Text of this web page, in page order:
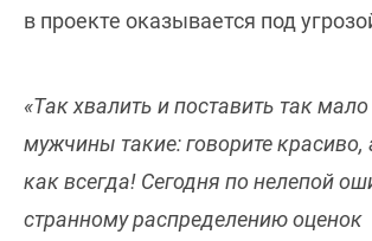
в проекте оказывается под
«Так хвалить и поставить так
мужчины такие: говорите красиво,
как всегда! Сегодня по нелепой
странному распределению оценок